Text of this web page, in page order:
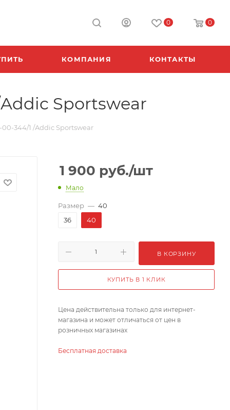
0 0
КОМПАНИЯ КОНТАКТЫ
Sportswear
344/1 /Addic Sportswear
1 900 руб./шт
Мало
Размер — 40
36
40
В КОРЗИНУ
КУПИТЬ В 1 КЛИК
Цена действительна только для интернет-
магазина и может отличаться от цен в
розничных магазинах
Бесплатная доставка